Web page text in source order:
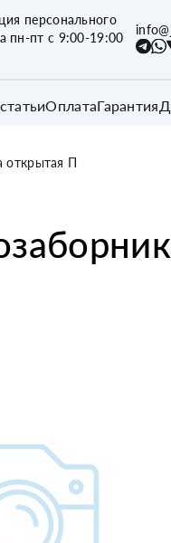
персонального
пн-пт с 9:00-19:00
ОплатаГарантия
открытая П